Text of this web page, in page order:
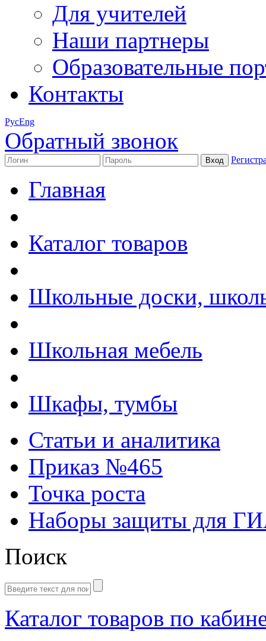
Для учителей
Наши партнеры
Образовательные
Контакты
РусEng
Обратный звонок
Главная
Каталог товаров
Школьные доски,
Школьная мебель
Шкафы, тумбы
Статьи и аналитика
Приказ №465
Точка роста
Наборы защиты для
Поиск
Каталог товаров по